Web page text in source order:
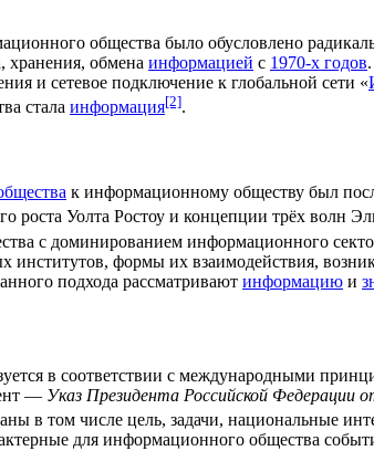
общества было обусловлено
хранения, обмена информацией с 1970-х годов
и сетевое подключение к глобальной сети «
стала информация[2].
к информационному обществу был
роста Уолта Ростоу и концепции трёх волн
с доминированием информационного
институтов, формы их взаимодействия,
подхода рассматривают информацию и
в соответствии с международными
— Указ Президента Российской
в том числе цель, задачи, национальные
для информационного общества